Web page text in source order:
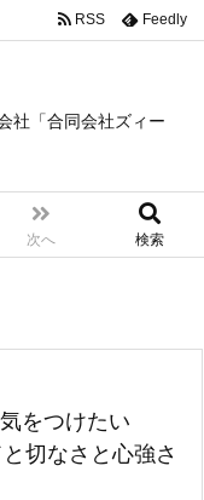
社「合同会社ズィー
次へ 検索
RSS Feedly
をつけたい
切なさと心強さ